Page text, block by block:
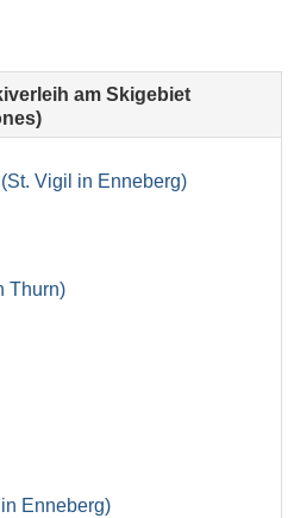
am Skigebiet
Vigil in Enneberg)
Thurn)
Enneberg)